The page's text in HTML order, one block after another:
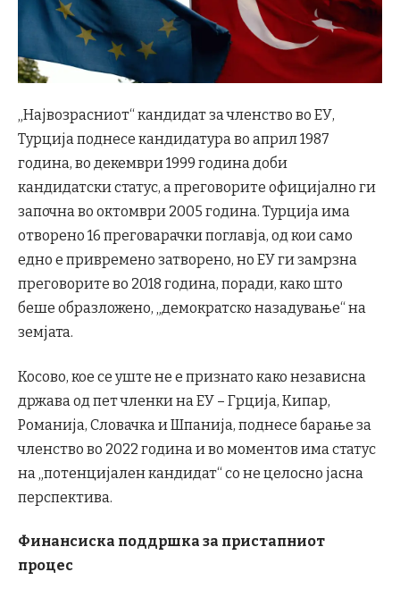
„Највозрасниот“ кандидат за членство во ЕУ,
Турција поднесе кандидатура во април 1987
година, во декември 1999 година доби
кандидатски статус, а преговорите официјално ги
започна во октомври 2005 година. Турција има
отворено 16 преговарачки поглавја, од кои само
едно е привремено затворено, но ЕУ ги замрзна
преговорите во 2018 година, поради, како што
беше образложено, „демократско назадување“ на
земјата.
Косово, кое се уште не е признато како независна
држава од пет членки на ЕУ – Грција, Кипар,
Романија, Словачка и Шпанија, поднесе барање за
членство во 2022 година и во моментов има статус
на „потенцијален кандидат“ со не целосно јасна
перспектива.
Финансиска поддршка за пристапниот
процес